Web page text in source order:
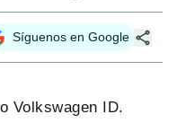
Síguenos en Google
Volkswagen ID.